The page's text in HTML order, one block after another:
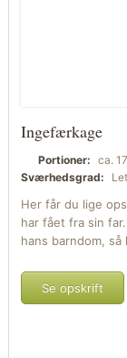
Ingefærkage
Portioner: ca.
Sværhedsgrad:
Let
Her får du lige
har fået fra sin
hans barndom,
Se opskrift